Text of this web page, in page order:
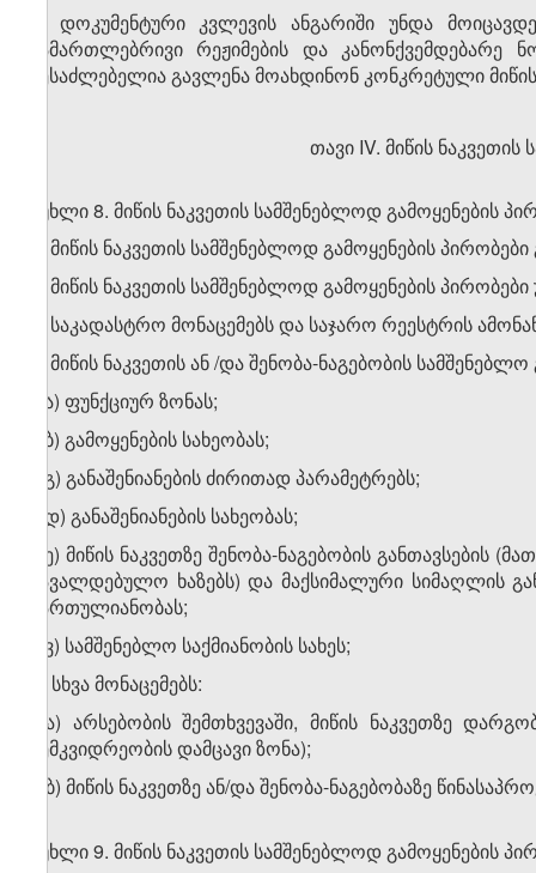
7. დოკუმენტური კვლევის ანგარიში უნდა
სამართლებრივი რეჟიმების და
შესაძლებელია გავლენა მოახდინონ კონკრეტული
თავი IV. მიწის
მუხლი 8. მიწის ნაკვეთის სამშენებლოდ გამოყენების
1. მიწის ნაკვეთის სამშენებლოდ გამოყენების
2. მიწის ნაკვეთის სამშენებლოდ გამოყენების
ა) საკადასტრო მონაცემებს და საჯარო რეესტრის
ბ) მიწის ნაკვეთის ან /და შენობა-ნაგებობის
ბ.ა) ფუნქციურ ზონას;
ბ.ბ) გამოყენების სახეობას;
ბ.გ) განაშენიანების ძირითად პარამეტრებს;
ბ.დ) განაშენიანების სახეობას;
ბ.ე) მიწის ნაკვეთზე შენობა-ნაგებობის განთავსების
სავალდებულო ხაზებს) და მაქსიმალური სიმაღლის
სართულიანობას;
ბ.ვ) სამშენებლო საქმიანობის სახეს;
გ) სხვა მონაცემებს:
გ.ა) არსებობის შემთხვევაში, მიწის ნაკვეთზე
მემკვიდრეობის დამცავი ზონა);
გ.ბ) მიწის ნაკვეთზე ან/და შენობა-ნაგებობაზე
მუხლი 9. მიწის ნაკვეთის სამშენებლოდ გამოყენების